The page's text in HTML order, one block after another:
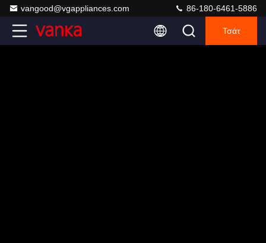
vangood@vgappliances.com 86-180-6461-5886
Τσάτ